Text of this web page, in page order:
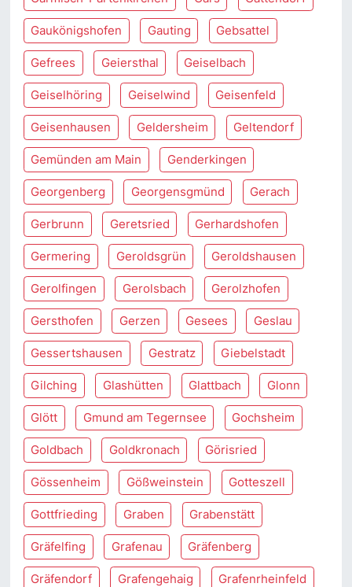
Gaukönigshofen Gauting Gebsattel
Gefrees Geiersthal Geiselbach
Geiselhöring Geiselwind Geisenfeld
Geisenhausen Geldersheim Geltendorf
Gemünden am Main Genderkingen
Georgenberg Georgensgmünd Gerach
Gerbrunn Geretsried Gerhardshofen
Germering Geroldsgrün Geroldshausen
Gerolfingen Gerolsbach Gerolzhofen
Gersthofen Gerzen Gesees Geslau
Gessertshausen Gestratz Giebelstadt
Gilching Glashütten Glattbach Glonn
Glött Gmund am Tegernsee Gochsheim
Goldbach Goldkronach Görisried
Gössenheim Gößweinstein Gotteszell
Gottfrieding Graben Grabenstätt
Gräfelfing Grafenau Gräfenberg
Gräfendorf Grafengehaig Grafenrheinfeld